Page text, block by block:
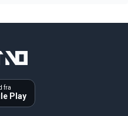
fra
Play